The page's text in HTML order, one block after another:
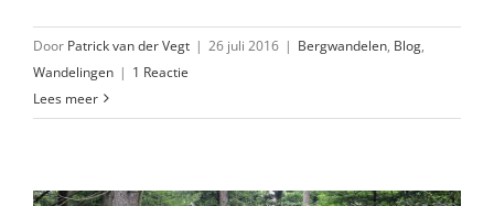
Door Patrick van der Vegt | 26 juli 2016 | Bergwandelen, Blog,
Wandelingen | 1 Reactie
Lees meer